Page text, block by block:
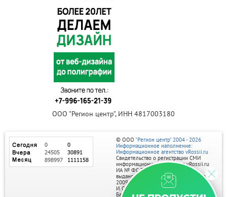
ООО "Регион центр", ИНН 4817003180
© ООО "Регион центр" 2004 - 2026
Информационное наполнение:
Информационное агентство vRossii.ru
Свидетельство о регистрации СМИ
информационного агентства vRossii.ru
ИА № ФС 77‑35502
выдано РОСКОМНАДЗОРом 04 марта
2009г.
И. О. Главного редактора Нарыков А. Н.
Баннеры на портале размещаются на